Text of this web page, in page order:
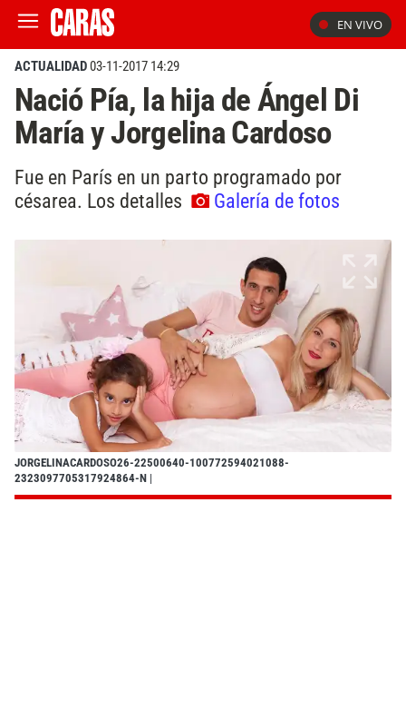
EN VIVO
ACTUALIDAD03-11-2017 14:29
Nació Pía, la hija de Ángel Di
María y Jorgelina Cardoso
Fue en París en un parto programado por
césarea. Los detalles
Galería de fotos
JORGELINACARDOSO26-22500640-100772594021088-
2323097705317924864-N |